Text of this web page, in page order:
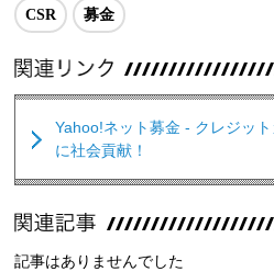
CSR 募金
Yahoo!ネット募金 - クレジッ
に社会貢献！
記事はありませんでした